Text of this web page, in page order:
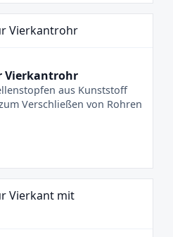
Vierkantrohr
aus Kunststoff
Verschließen von Rohren